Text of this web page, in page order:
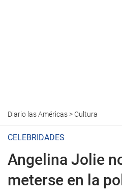
Diario las Américas> Cultura
CELEBRIDADES
Angelina Jolie
meterse en la